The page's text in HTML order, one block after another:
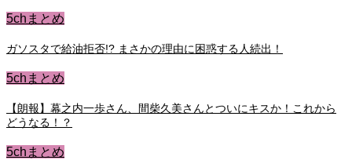
5chまとめ
ガソスタで給油拒否!? まさかの理由に困惑する人続出！
5chまとめ
【朗報】幕之内一歩さん、間柴久美さんとついにキスか！これから
どうなる！？
5chまとめ